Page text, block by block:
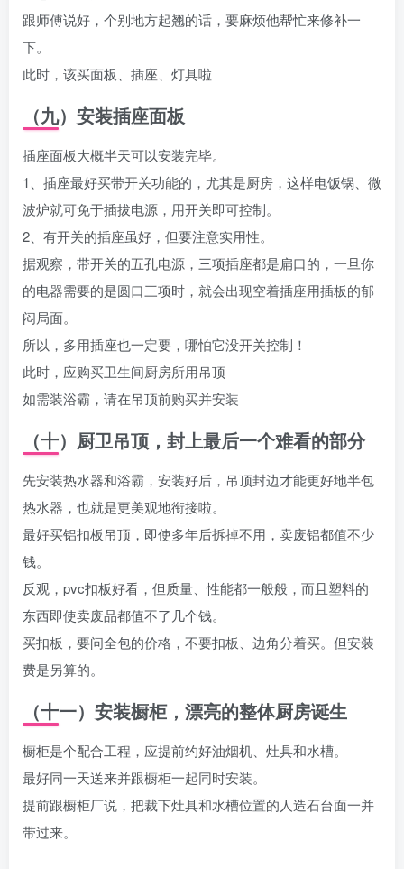
跟师傅说好，个别地方起翘的话，要麻烦他帮忙来修补一
下。
此时，该买面板、插座、灯具啦
（九）安装插座面板
插座面板大概半天可以安装完毕。
1、插座最好买带开关功能的，尤其是厨房，这样电饭锅、微
波炉就可免于插拔电源，用开关即可控制。
2、有开关的插座虽好，但要注意实用性。
据观察，带开关的五孔电源，三项插座都是扁口的，一旦你
的电器需要的是圆口三项时，就会出现空着插座用插板的郁
闷局面。
所以，多用插座也一定要，哪怕它没开关控制！
此时，应购买卫生间厨房所用吊顶
如需装浴霸，请在吊顶前购买并安装
（十）厨卫吊顶，封上最后一个难看的部分
先安装热水器和浴霸，安装好后，吊顶封边才能更好地半包
热水器，也就是更美观地衔接啦。
最好买铝扣板吊顶，即使多年后拆掉不用，卖废铝都值不少
钱。
反观，pvc扣板好看，但质量、性能都一般般，而且塑料的
东西即使卖废品都值不了几个钱。
买扣板，要问全包的价格，不要扣板、边角分着买。但安装
费是另算的。
（十一）安装橱柜，漂亮的整体厨房诞生
橱柜是个配合工程，应提前约好油烟机、灶具和水槽。
最好同一天送来并跟橱柜一起同时安装。
提前跟橱柜厂说，把裁下灶具和水槽位置的人造石台面一并
带过来。